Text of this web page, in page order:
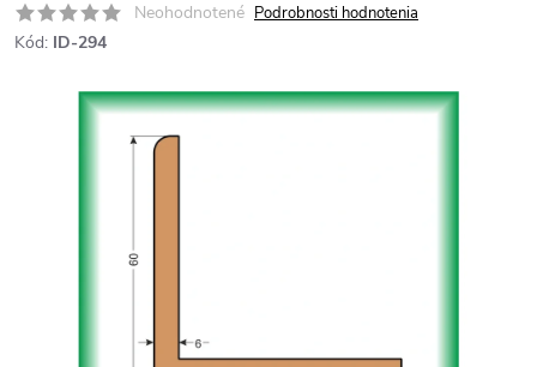
Neohodnotené Podrobnosti hodnotenia
Kód: ID-294